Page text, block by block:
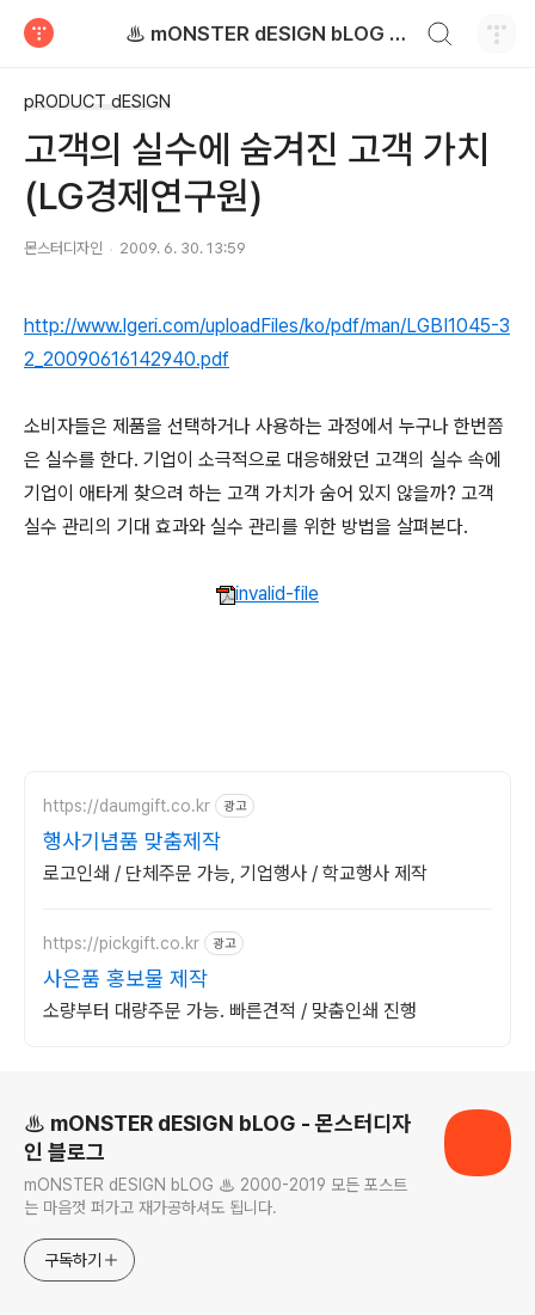
♨ mONSTER dESIGN bLOG - 몬스터디자인 블로그
pRODUCT dESIGN
고객의 실수에 숨겨진 고객 가치
(LG경제연구원)
몬스터디자인 2009. 6. 30. 13:59
http://www.lgeri.com/uploadFiles/ko/pdf/man/LGBI1045-3
2_20090616142940.pdf
소비자들은 제품을 선택하거나 사용하는 과정에서 누구나 한번쯤
은 실수를 한다. 기업이 소극적으로 대응해왔던 고객의 실수 속에
기업이 애타게 찾으려 하는 고객 가치가 숨어 있지 않을까? 고객
실수 관리의 기대 효과와 실수 관리를 위한 방법을 살펴본다.
invalid-file
https://daumgift.co.kr 광고
행사기념품 맞춤제작
로고인쇄 / 단체주문 가능, 기업행사 / 학교행사 제작
https://pickgift.co.kr 광고
사은품 홍보물 제작
소량부터 대량주문 가능. 빠른견적 / 맞춤인쇄 진행
♨ mONSTER dESIGN bLOG - 몬스터디자
인 블로그
mONSTER dESIGN bLOG ♨ 2000-2019 모든 포스트
는 마음껏 퍼가고 재가공하셔도 됩니다.
구독하기